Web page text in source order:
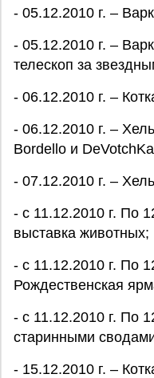
- 05.12.2010 г. –
- 05.12.2010 г. –
телескоп за
- 06.12.2010 г. –
- 06.12.2010 г. –
Bordello и
- 07.12.2010 г. –
- с 11.12.2010 г. По
выставка животных;
- с 11.12.2010 г. По
Рождественская
- с 11.12.2010 г. По
старинными
- 15.12.2010 г. –